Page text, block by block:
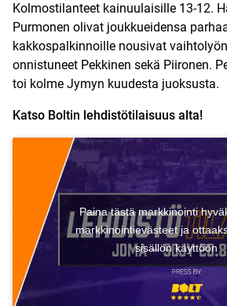
Kolmostilanteet kainuulaisille 13-12.
Purmonen olivat joukkueidensa
kakkospalkinnoille nousivat
onnistuneet Pekkinen sekä Piironen.
toi kolme Jymyn kuudesta juoksusta.
Katso Boltin lehdistötilaisuus alta!
Paina tästä markkinointi
markkinointievästeet ja
sisällön käyttöön